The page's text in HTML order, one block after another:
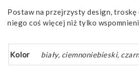
Postaw na przejrzysty design,
niego coś więcej niż tylko
Kolor biały, ciemnoniebieski,